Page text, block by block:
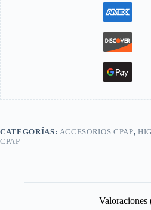
CATEGORÍAS: ACCESORIOS CPAP,
CPAP
Valoraciones